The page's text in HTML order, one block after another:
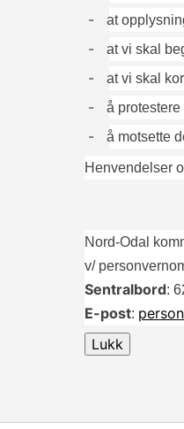
- at
- at vi skal
- at vi skal
- å
- å motsette
Henvendelser
Nord-Odal
v/
Sentralbord:
E-post: